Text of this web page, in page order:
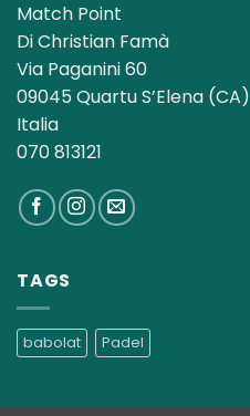
Match Point
Di Christian Famà
Via Paganini 60
09045 Quartu S’Elena (CA)
Italia
070 813121
TAGS
babolat Padel